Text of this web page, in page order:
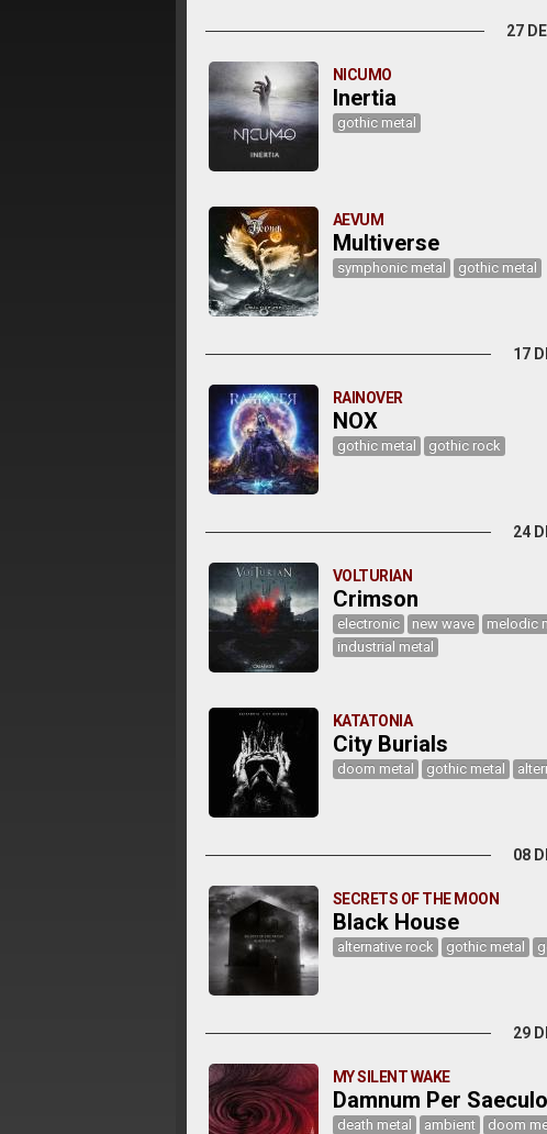
27
NICUMO
Inertia
gothic metal
AEVUM
Multiverse
symphonic metal gothic metal
17
RAINOVER
NOX
gothic metal gothic rock
24
VOLTURIAN
Crimson
electronic new wave melodic
industrial metal
KATATONIA
City Burials
doom metal gothic metal
08
SECRETS OF THE MOON
Black House
alternative rock gothic metal
29
MY SILENT WAKE
Damnum Per
death metal ambient doom